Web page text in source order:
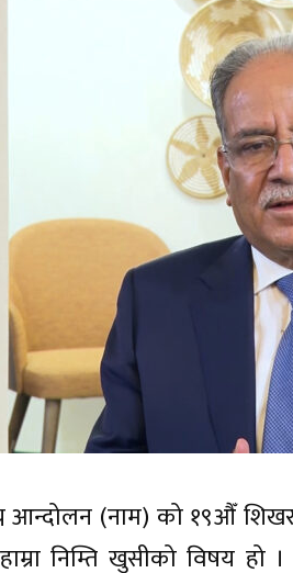
आन्दोलन (नाम) को १९औँ
निम्ति खुसीको विषय हो ।